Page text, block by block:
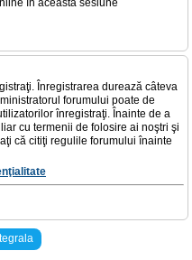
în această sesiune
Înregistrarea durează câteva
forumului poate de
înregistraţi. Înainte de a
cu termenii de folosire ai noştri şi
că citiţi regulile forumului înainte